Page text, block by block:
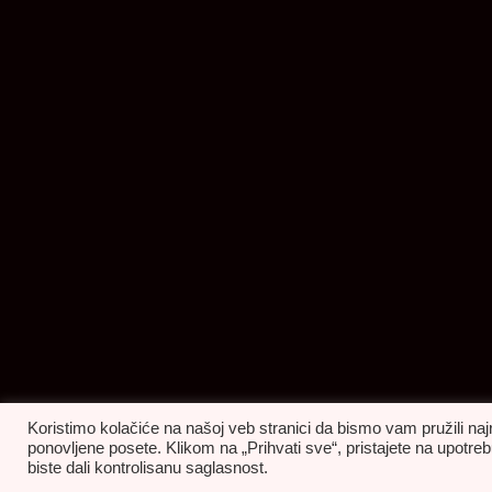
Koristimo kolačiće na našoj veb stranici da bismo vam pružili
ponovljene posete. Klikom na „Prihvati sve“, pristajete na
biste dali kontrolisanu saglasnost.